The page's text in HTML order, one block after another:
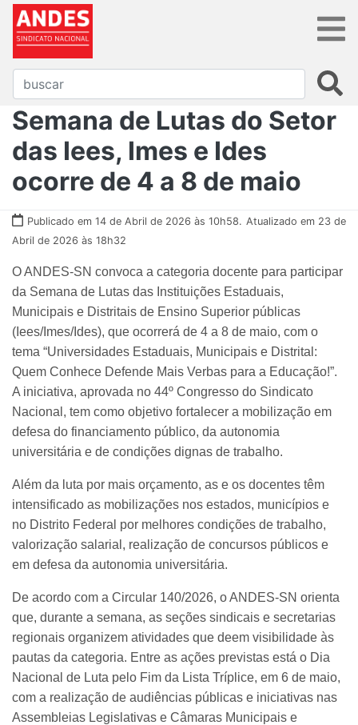
Semana de Lutas do Setor
das Iees, Imes e Ides
ocorre de 4 a 8 de maio
Publicado em 14 de Abril de 2026 às 10h58. Atualizado em 23 de
Abril de 2026 às 18h32
O ANDES-SN convoca a categoria docente para participar
da Semana de Lutas das Instituições Estaduais,
Municipais e Distritais de Ensino Superior públicas
(Iees/Imes/Ides), que ocorrerá de 4 a 8 de maio, com o
tema “Universidades Estaduais, Municipais e Distrital:
Quem Conhece Defende Mais Verbas para a Educação!”.
A iniciativa, aprovada no 44º Congresso do Sindicato
Nacional, tem como objetivo fortalecer a mobilização em
defesa do financiamento público, da autonomia
universitária e de condições dignas de trabalho.
Além da luta por mais orçamento, as e os docentes têm
intensificado as mobilizações nos estados, municípios e
no Distrito Federal por melhores condições de trabalho,
valorização salarial, realização de concursos públicos e
em defesa da autonomia universitária.
De acordo com a Circular 140/2026, o ANDES-SN orienta
que, durante a semana, as seções sindicais e secretarias
regionais organizem atividades que deem visibilidade às
pautas da categoria. Entre as ações previstas está o Dia
Nacional de Luta pelo Fim da Lista Tríplice, em 6 de maio,
com a realização de audiências públicas e iniciativas nas
Assembleias Legislativas e Câmaras Municipais e